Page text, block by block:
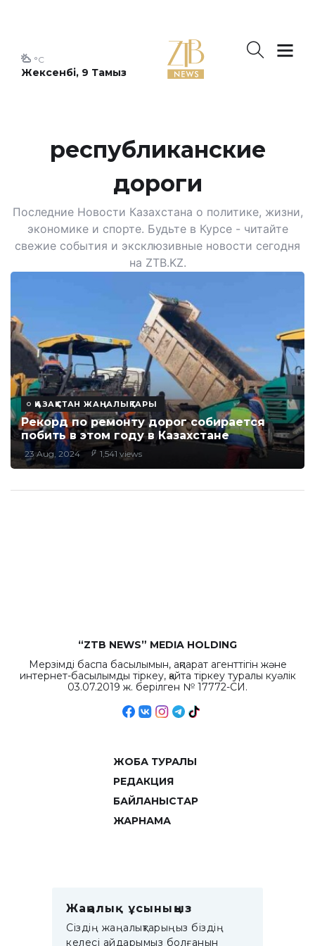
Жексенбі, 9 Тамыз
°C
республиканские
дороги
Последние Новости Казахстана о политике, жизни,
экономике и спорте. Будьте в Курсе - читайте
свежие события и эксклюзивные новости сегодня
на ZTB.KZ.
ҚАЗАҚСТАН ЖАҢАЛЫҚТАРЫ
Рекорд по ремонту дорог собирается
побить в этом году в Казахстане
23 Aug, 2024 1,541 views
“ZTB NEWS” MEDIA HOLDING
Мерзімді баспа басылымын, ақпарат агенттігін және
интернет-басылымды тіркеу, қайта тіркеу туралы куәлік
03.07.2019 ж. берілген № 17772-СИ.
ЖОБА ТУРАЛЫ
РЕДАКЦИЯ
БАЙЛАНЫСТАР
ЖАРНАМА
Жаңалық ұсыныңыз
Сіздің жаңалықтарыңыз біздің
келесі айдарымыз болғанын